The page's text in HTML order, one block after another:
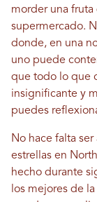
morder una
supermercado.
donde, en una
uno puede
que todo lo que
insignificante y
puedes
No hace falta
estrellas en
hecho durante
los mejores de